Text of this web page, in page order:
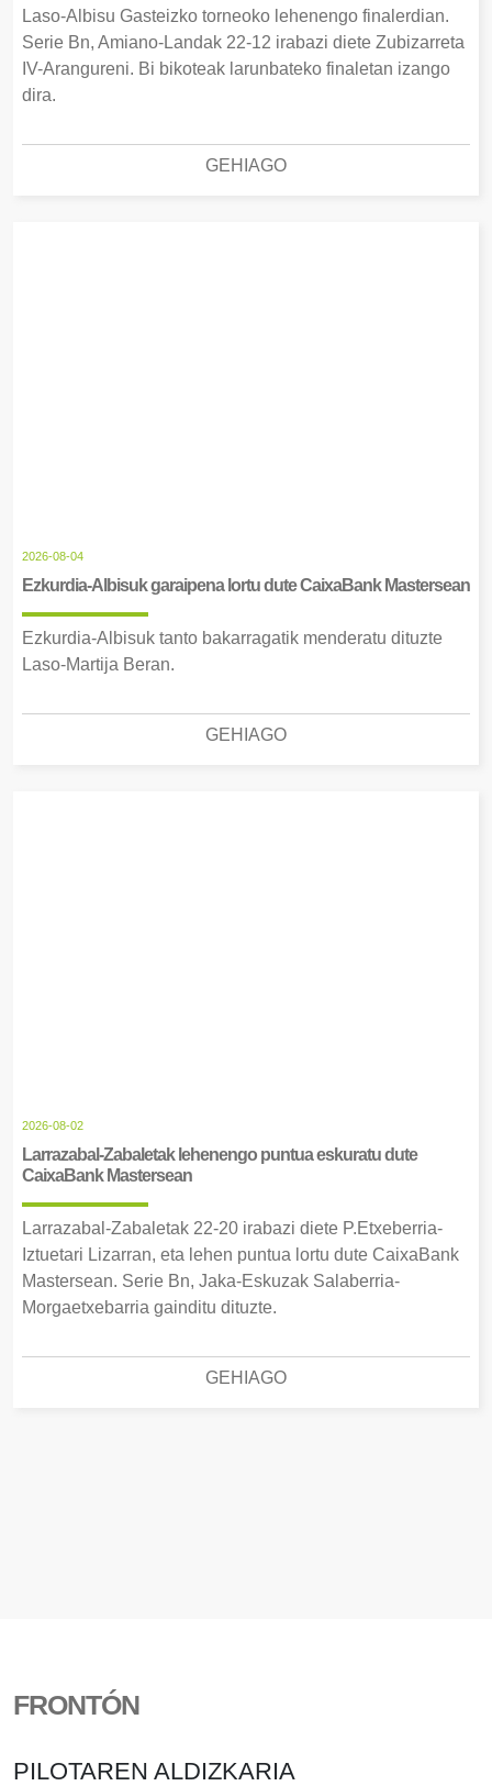
Laso-Albisu Gasteizko torneoko lehenengo finalerdian.
Serie Bn, Amiano-Landak 22-12 irabazi diete Zubizarreta
IV-Arangureni. Bi bikoteak larunbateko finaletan izango
dira.
GEHIAGO
2026-08-04
Ezkurdia-Albisuk garaipena lortu dute CaixaBank Mastersean
Ezkurdia-Albisuk tanto bakarragatik menderatu dituzte
Laso-Martija Beran.
GEHIAGO
2026-08-02
Larrazabal-Zabaletak lehenengo puntua eskuratu dute
CaixaBank Mastersean
Larrazabal-Zabaletak 22-20 irabazi diete P.Etxeberria-
Iztuetari Lizarran, eta lehen puntua lortu dute CaixaBank
Mastersean. Serie Bn, Jaka-Eskuzak Salaberria-
Morgaetxebarria gainditu dituzte.
GEHIAGO
FRONTÓN
PILOTAREN ALDIZKARIA